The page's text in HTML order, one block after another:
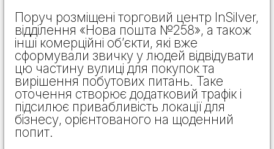
Поруч розміщені торговий центр InSilver,
відділення «Нова пошта №258», а також
інші комерційні об’єкти, які вже
сформували звичку у людей відвідувати
цю частину вулиці для покупок та
вирішення побутових питань. Таке
оточення створює додатковий трафік і
підсилює привабливість локації для
бізнесу, орієнтованого на щоденний
попит.